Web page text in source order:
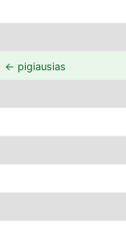
← pigiausias